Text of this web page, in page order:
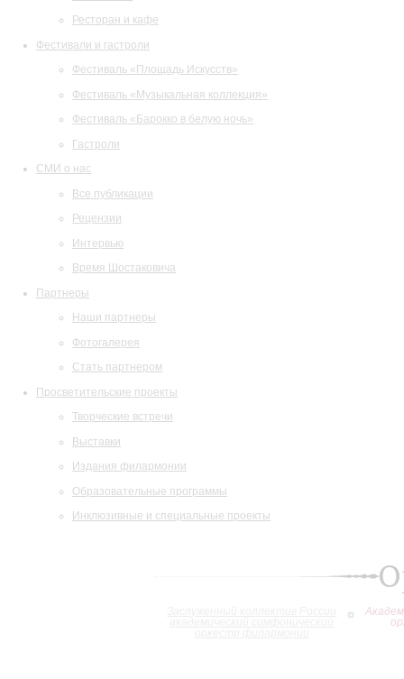
Ресторан и кафе
Фестивали и гастроли
Фестиваль «Площадь Искусств»
Фестиваль «Музыкальная коллекция»
Фестиваль «Барокко в белую ночь»
Гастроли
СМИ о нас
Все публикации
Рецензии
Интервью
Время Шостаковича
Партнеры
Наши партнеры
Фотогалерея
Стать партнером
Просветительские проекты
Творческие встречи
Выставки
Издания филармонии
Образовательные программы
Инклюзивные и специальные проекты